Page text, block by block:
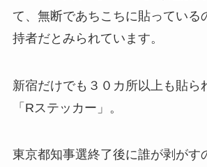
て、無断であちこちに貼っている
持者だとみられています。
新宿だけでも３０カ所以上も貼ら
「Rステッカー」。
東京都知事選終了後に誰が剥がす